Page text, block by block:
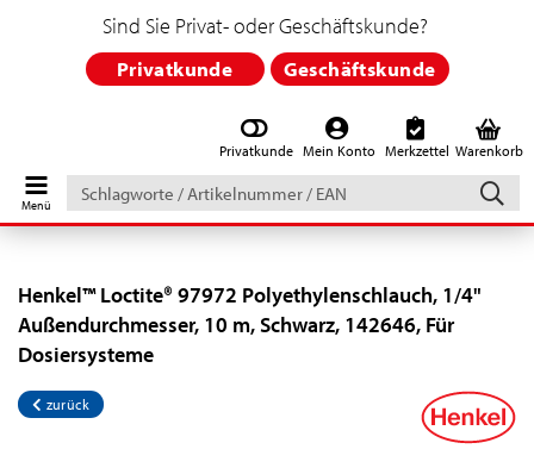
Privatkunde Mein Konto Merkzettel Warenkorb
Schlagworte
/
Artikelnummer
EAN
Sind Sie Privat- oder Geschäftskunde?
Privatkunde Geschäftskunde
Henkel™ Loctite® 97972 Polyethylenschlauch, 1/4"
Außendurchmesser, 10 m, Schwarz, 142646, Für
Dosiersysteme
zurück